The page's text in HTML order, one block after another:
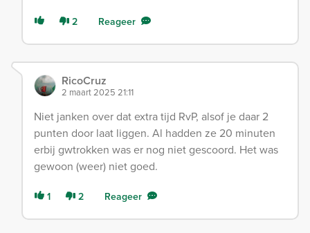
2 Reageer
RicoCruz
2 maart 2025 21:11
Niet janken over dat extra tijd RvP, alsof je daar 2
punten door laat liggen. Al hadden ze 20 minuten
erbij gwtrokken was er nog niet gescoord. Het was
gewoon (weer) niet goed.
1 2 Reageer